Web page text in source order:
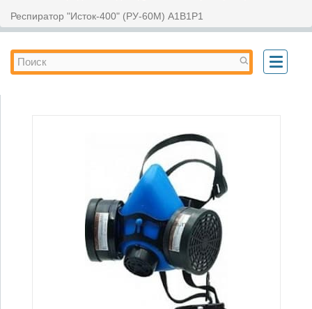
Респиратор "Исток-400" (РУ-60М) А1В1Р1
Форма поиска
Поиск
Toggle